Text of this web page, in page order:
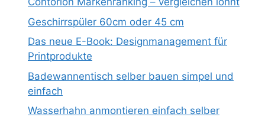
Geschirrspüler 60cm oder 45 cm
Das neue E-Book: Designmanagement für
Printprodukte
Badewannentisch selber bauen simpel und
einfach
Wasserhahn anmontieren einfach selber